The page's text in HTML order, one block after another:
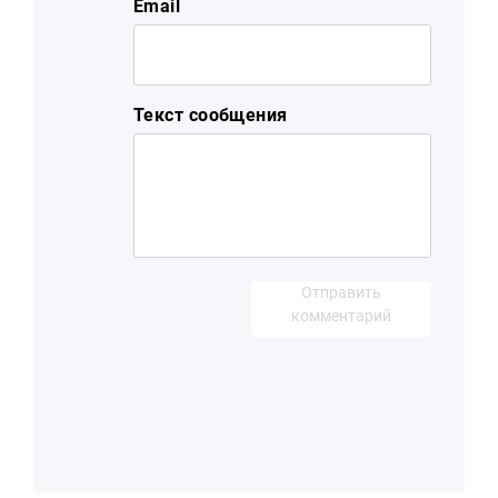
Email
Текст сообщения
Отправить
комментарий